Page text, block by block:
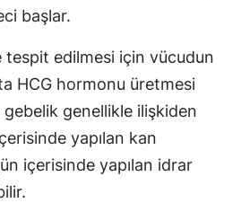
başlar.
tespit edilmesi için vücudun
HCG hormonu üretmesi
genellikle ilişkiden
yapılan kan
içerisinde yapılan idrar